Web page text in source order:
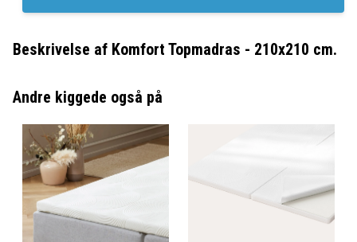
Beskrivelse af Komfort Topmadras - 210x210 cm.
Andre kiggede også på